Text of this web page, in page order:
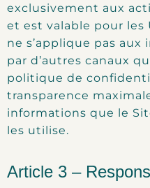
exclusivement aux
et est valable pour les
ne s’applique pas
par d’autres canaux
politique de
transparence
informations que le
les utilise.
Article 3 –